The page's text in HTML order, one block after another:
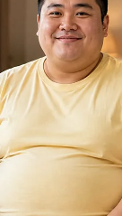
Sepatutnya
"Saya sokong
dekat kawasan
km/j.
Kerajaan